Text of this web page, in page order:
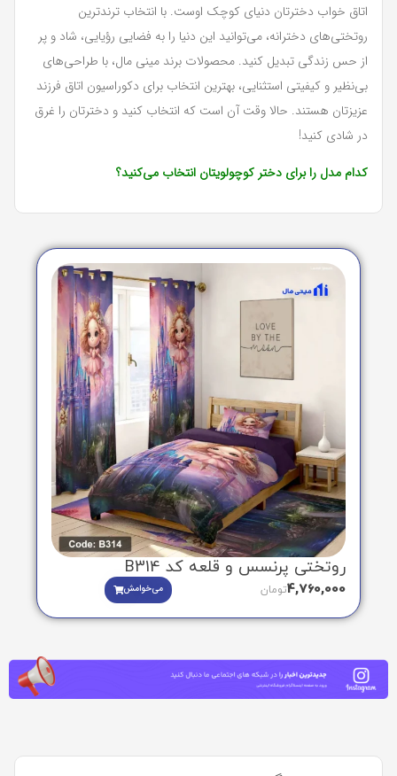
اتاق خواب دخترتان دنیای کوچک اوست. با انتخاب ترندترین
روتختی‌های دخترانه، می‌توانید این دنیا را به فضایی رؤیایی، شاد و پر
از حس زندگی تبدیل کنید. محصولات برند مینی‌ مال، با طراحی‌های
بی‌نظیر و کیفیتی استثنایی، بهترین انتخاب برای دکوراسیون اتاق فرزند
عزیزتان هستند. حالا وقت آن است که انتخاب کنید و دخترتان را غرق
در شادی کنید!
کدام مدل را برای دختر کوچولویتان انتخاب می‌کنید؟
روتختی پرنسس و قلعه کد B314
4,760,000تومان می‌خوامش